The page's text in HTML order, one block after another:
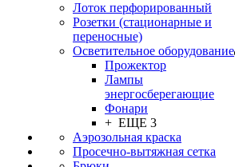
Лоток перфорированный
Розетки (стационарные и
переносные)
Осветительное оборудование
Прожектор
Лампы
энергосберегающие
Фонари
+ ЕЩЕ 3
Аэрозольная краска
Просечно-вытяжная сетка